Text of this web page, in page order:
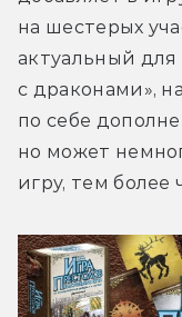
на шестерых
актуальный для
с драконами»,
по себе
но может
игру, тем более